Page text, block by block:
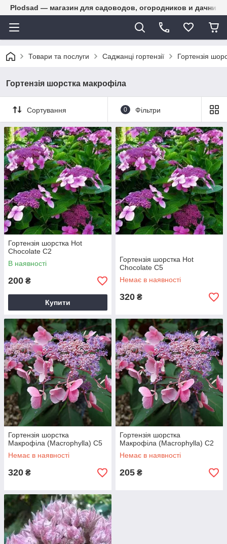
Plodsad — магазин для садоводов, огородников и
Товари та послуги Саджанці гортензії Гортензія
Гортензія шорстка макрофіла
Сортування 0 Фільтри
Гортензія шорстка Hot
Chocolate С2
В наявності
200 ₴
Купити
Гортензія шорстка Hot
Chocolate С5
Немає в наявності
320 ₴
Гортензія шорстка
Макрофіла (Macrophylla) С5
Немає в наявності
320 ₴
Гортензія шорстка
Макрофіла (Macrophylla) С2
Немає в наявності
205 ₴